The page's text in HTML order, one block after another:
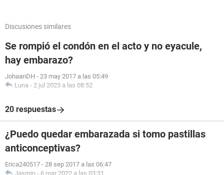
Discusiones similares
Se rompió el condón en el acto y no eyacule,
hay embarazo?
JohaanDH - 23 may 2017 a las 05:49
Luna - 2 jul 2023 a las 08:52
20 respuestas
¿Puedo quedar embarazada si tomo pastillas
anticonceptivas?
Erica240517 - 28 sep 2017 a las 06:47
Jasmin - 6 mar 2022 a las 03:31